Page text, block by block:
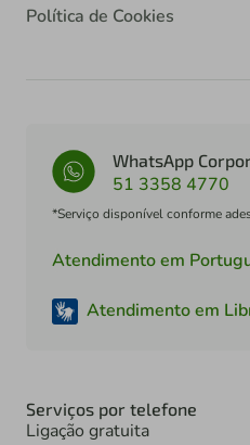
Política de Cookies
WhatsApp
51 3358 4770
*Serviço disponível conforme
Atendimento em
Atendimento em
Serviços por telefone
Ligação gratuita